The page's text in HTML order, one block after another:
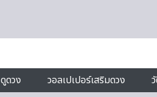
ดูดวง วอลเปเปอร์เสริมดวง